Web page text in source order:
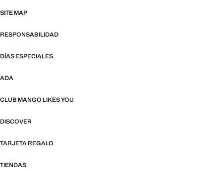
SITE MAP
RESPONSABILIDAD
DÍAS ESPECIALES
ADA
CLUB MANGO LIKES YOU
DISCOVER
TARJETA REGALO
TIENDAS